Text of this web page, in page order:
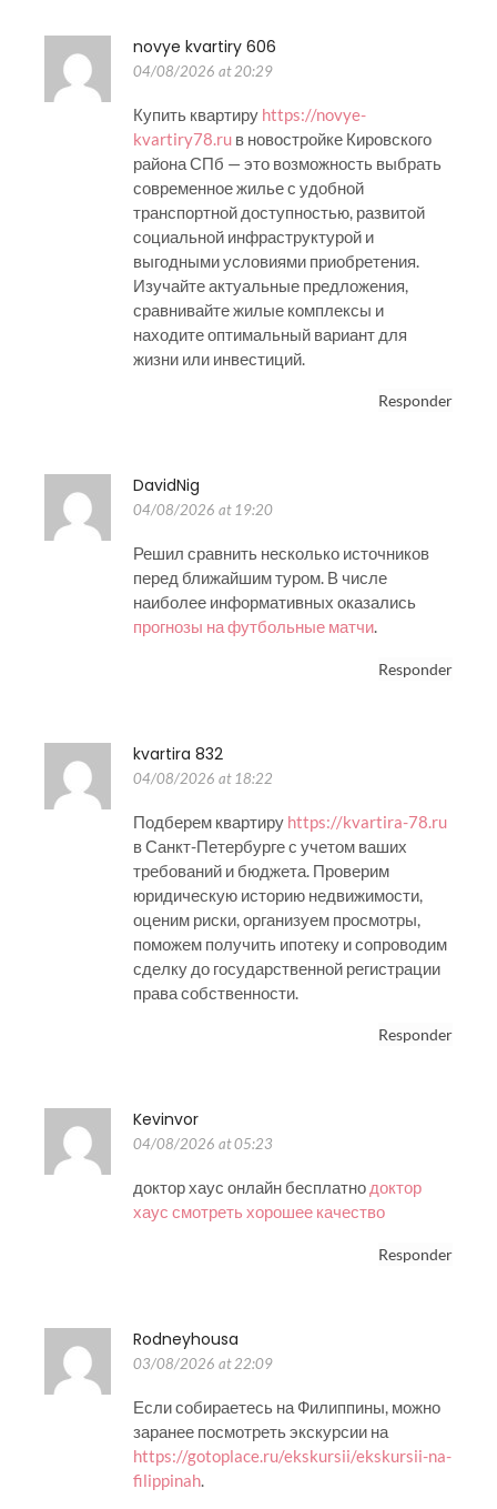
novye kvartiry 606
04/08/2026 at 20:29
Купить квартиру https://novye-
kvartiry78.ru в новостройке Кировского
района СПб — это возможность выбрать
современное жилье с удобной
транспортной доступностью, развитой
социальной инфраструктурой и
выгодными условиями приобретения.
Изучайте актуальные предложения,
сравнивайте жилые комплексы и
находите оптимальный вариант для
жизни или инвестиций.
Responder
DavidNig
04/08/2026 at 19:20
Решил сравнить несколько источников
перед ближайшим туром. В числе
наиболее информативных оказались
прогнозы на футбольные матчи.
Responder
kvartira 832
04/08/2026 at 18:22
Подберем квартиру https://kvartira-78.ru
в Санкт-Петербурге с учетом ваших
требований и бюджета. Проверим
юридическую историю недвижимости,
оценим риски, организуем просмотры,
поможем получить ипотеку и сопроводим
сделку до государственной регистрации
права собственности.
Responder
Kevinvor
04/08/2026 at 05:23
доктор хаус онлайн бесплатно доктор
хаус смотреть хорошее качество
Responder
Rodneyhousa
03/08/2026 at 22:09
Если собираетесь на Филиппины, можно
заранее посмотреть экскурсии на
https://gotoplace.ru/ekskursii/ekskursii-na-
filippinah